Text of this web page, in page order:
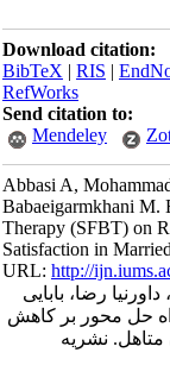
Download citation:
BibTeX|RIS|
RefWorks
Send citation to:
Mendeley
Abbasi A,
Babaeigarmkhani
Therapy (SFBT) on
Satisfaction in
URL:http://
رضا، بابایی
حل محور بر کاهش
نشریه